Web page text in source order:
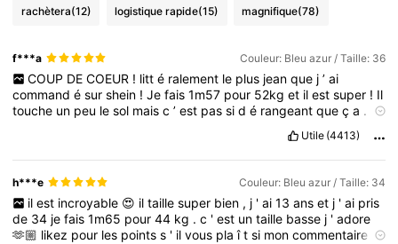
rachètera(12) logistique rapide(15) magnifique(78)
f***a Couleur: Bleu azur / Taille: 36
COUP DE COEUR ! litt é ralement le plus jean que j ’ ai
commandésurshein !Jefais1m57 pour 52kget ilestsuper ! Il
touche un peu lesol maisc’est passidé rangeantqueça .
commentairevousaaid é,
n'hésitezpasàleliker!<3)
Utile (4413)
h***e Couleur: Bleu azur / Taille: 34
il est incroyable 😍 il taille super bien , j ' ai 13 ans et j ' ai pris
de 34 jefais1m65 pour44 kg .c 'est untaille basse j 'adore
🫶🏼 likez pour les pointss ' ilvous plaîtsi moncommentaire a